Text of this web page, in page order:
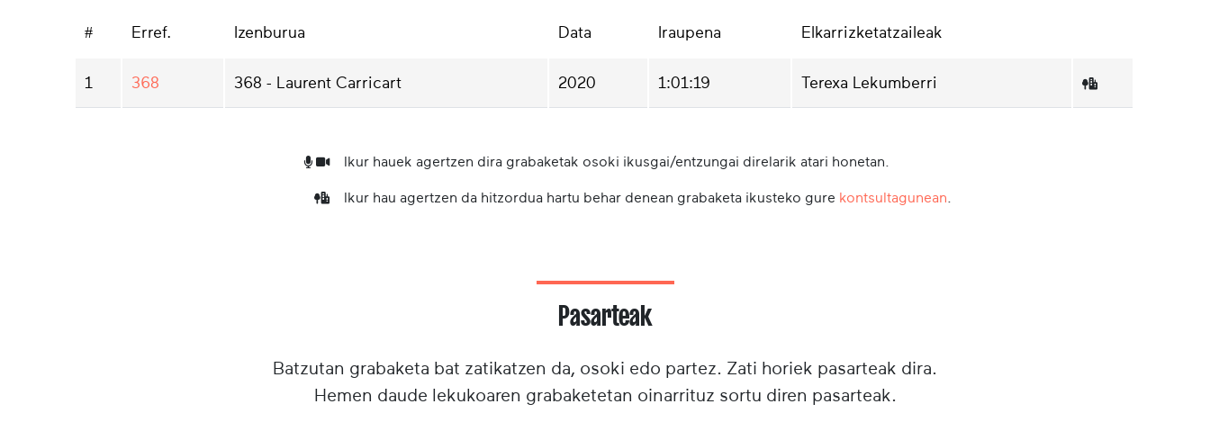
# Erref. Izenburua Data Iraupena Elkarrizketatzaileak
1 368 368 - Laurent Carricart 2020 1:01:19 Terexa Lekumberri
Ikur hauek agertzen dira grabaketak osoki ikusgai/entzungai direlarik atari honetan.
Ikur hau agertzen da hitzordua hartu behar denean grabaketa ikusteko gure kontsultagunean
Pasarteak
Batzutan grabaketa bat zatikatzen da, osoki edo partez. Zati horiek pasarteak dira.
Hemen daude lekukoaren grabaketetan oinarrituz sortu diren pasarteak.